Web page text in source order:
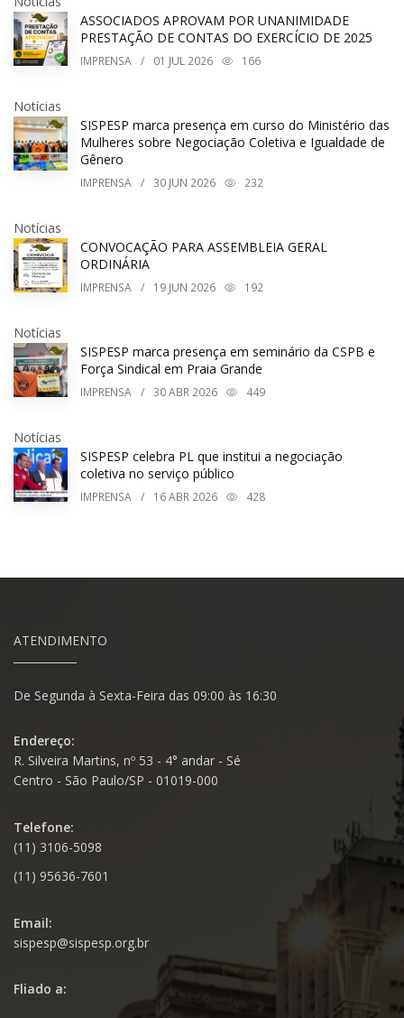
ASSOCIADOS APROVAM POR UNANIMIDADE
PRESTAÇÃO DE CONTAS DO EXERCÍCIO DE 2025
IMPRENSA / 01 JUL 2026 166
Notícias
SISPESP marca presença em curso do Ministério das
Mulheres sobre Negociação Coletiva e Igualdade de
Gênero
IMPRENSA / 30 JUN 2026 232
Notícias
CONVOCAÇÃO PARA ASSEMBLEIA GERAL
ORDINÁRIA
IMPRENSA / 19 JUN 2026 192
Notícias
SISPESP marca presença em seminário da CSPB e
Força Sindical em Praia Grande
IMPRENSA / 30ABR 2026 449
Notícias
SISPESP celebra PL que institui a negociação
coletiva no serviço público
IMPRENSA / 16ABR 2026 428
ATENDIMENTO
De Segunda à Sexta-Feira das 09:00 às 16:30
Endereço:
R. Silveira Martins, nº 53 - 4° andar - Sé
Centro - São Paulo/SP - 01019-000
Telefone:
(11) 3106-5098
(11) 95636-7601
Email:
sispesp@sispesp.org.br
Fliado a: